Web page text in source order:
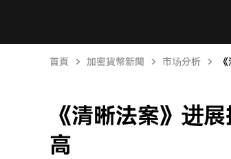
首頁 加密貨幣新聞 市场分析
《清晰法案》进
高